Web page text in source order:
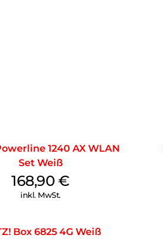
1240 AX WLAN
Set Weiß
168,90€
inkl. MwSt.
Box 6825 4G Weiß